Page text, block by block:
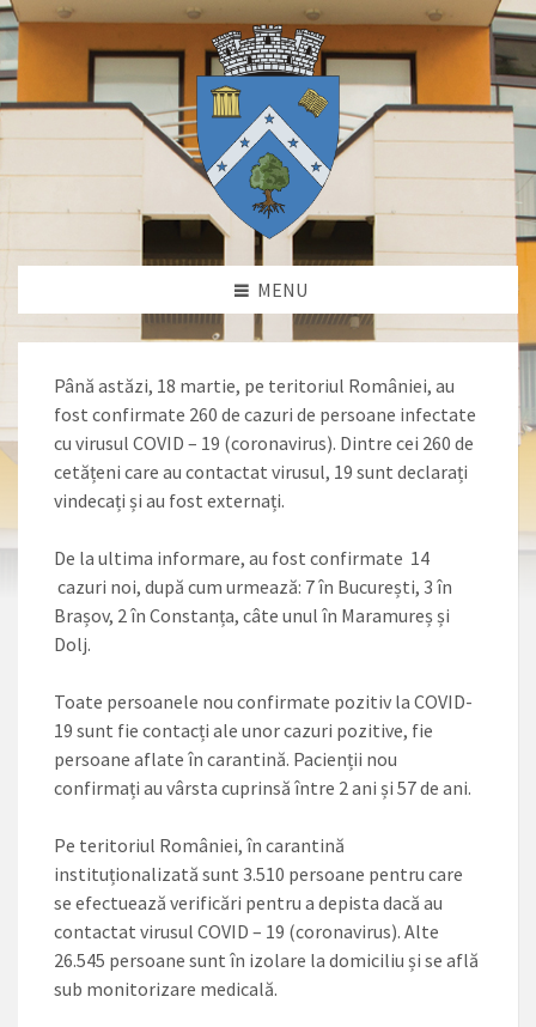
MENU
Până astăzi, 18 martie, pe teritoriul României, au
fost confirmate 260 de cazuri de persoane infectate
cu virusul COVID – 19 (coronavirus). Dintre cei 260 de
cetățeni care au contactat virusul, 19 sunt declarați
vindecați și au fost externați.
De la ultima informare, au fost confirmate 14
cazuri noi, după cum urmează: 7 în București, 3 în
Brașov, 2 în Constanța, câte unul în Maramureș și
Dolj.
Toate persoanele nou confirmate pozitiv la COVID-
19 sunt fie contacți ale unor cazuri pozitive, fie
persoane aflate în carantină. Pacienții nou
confirmați au vârsta cuprinsă între 2 ani și 57 de ani.
Pe teritoriul României, în carantină
instituționalizată sunt 3.510 persoane pentru care
se efectuează verificări pentru a depista dacă au
contactat virusul COVID – 19 (coronavirus). Alte
26.545 persoane sunt în izolare la domiciliu și se află
sub monitorizare medicală.